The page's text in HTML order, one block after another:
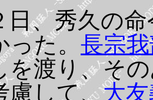
日、秀久の
た。 長宗
を渡り、そ
慮して、大